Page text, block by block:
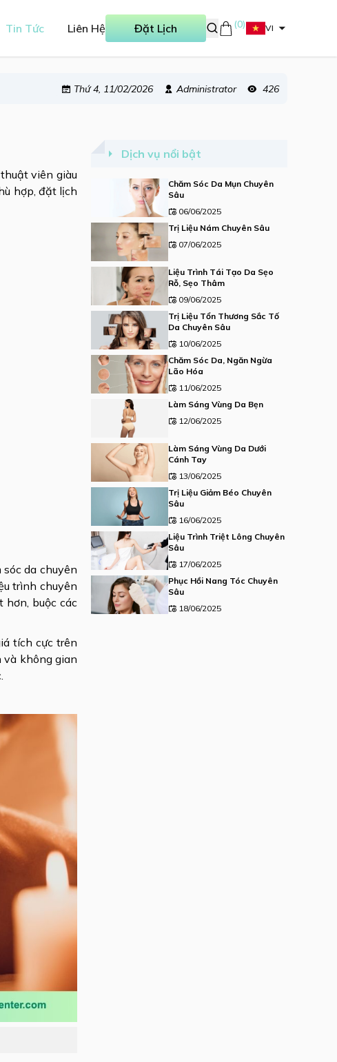
Tin Tức Liên Hệ Đặt Lịch (0) VI
Thứ 4, 11/02/2026 Administrator 426
viên giàu
hợp, đặt lịch
da chuyên
trình chuyên
hơn, buộc các
tích cực trên
không gian
Dịch vụ nổi bật
Chăm Sóc Da Mụn Chuyên
Sâu
06/06/2025
Trị Liệu Nám Chuyên Sâu
07/06/2025
Liệu Trình Tái Tạo Da Sẹo
Rỗ, Sẹo Thâm
09/06/2025
Trị Liệu Tổn Thương Sắc Tố
Da Chuyên Sâu
10/06/2025
Chăm Sóc Da, Ngăn Ngừa
Lão Hóa
11/06/2025
Làm Sáng Vùng Da Bẹn
12/06/2025
Làm Sáng Vùng Da Dưới
Cánh Tay
13/06/2025
Trị Liệu Giảm Béo Chuyên
Sâu
16/06/2025
Liệu Trình Triệt Lông Chuyên
Sâu
17/06/2025
Phục Hồi Nang Tóc Chuyên
Sâu
18/06/2025